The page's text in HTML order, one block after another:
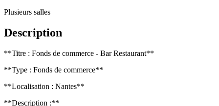
Plusieurs salles
Description
**Titre : Fonds de commerce - Bar Restaurant**
**Type : Fonds de commerce**
**Localisation : Nantes**
**Description :**